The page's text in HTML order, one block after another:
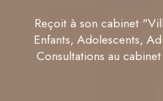
Reçoit à son cabinet
Enfants, Adolescents,
Consultations au